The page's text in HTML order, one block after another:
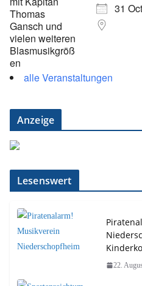
31
alle Veranstaltungen
Anzeige
Lesenswert
22.